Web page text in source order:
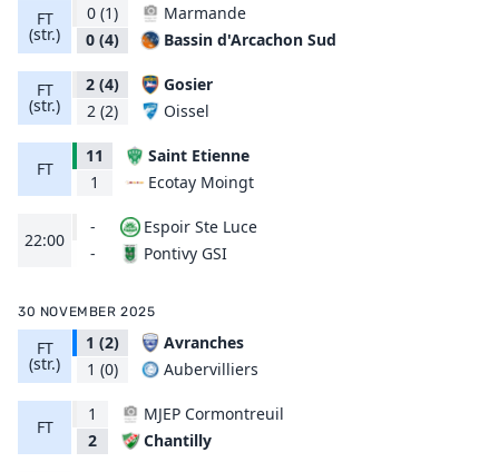
FT
(str.)
0 (1)
0 (4)
Marmande
Bassin d'Arcachon Sud
FT
(str.)
2 (4)
2 (2)
Gosier
Oissel
FT
11
1
Saint Etienne
Ecotay Moingt
22:00
-
-
Espoir Ste Luce
Pontivy GSI
30 NOVEMBER 2025
FT
(str.)
1 (2)
1 (0)
Avranches
Aubervilliers
FT
1
2
MJEP Cormontreuil
Chantilly